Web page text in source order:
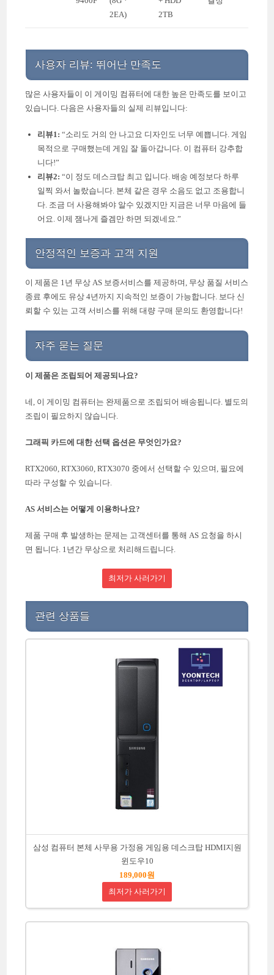
2EA)
2TB
사용자 리뷰: 뛰어난 만족도
많은 사용자들이 이 게이밍 컴퓨터에 대한 높은 만족도를 보이고
있습니다. 다음은 사용자들의 실제 리뷰입니다:
리뷰1: “소리도 거의 안 나고요 디자인도 너무 예쁩니다. 게임
목적으로 구매했는데 게임 잘 돌아갑니다. 이 컴퓨터 강추합
니다!”
리뷰2: “이 정도 데스크탑 최고 입니다. 배송 예정보다 하루
일찍 와서 놀랐습니다. 본체 같은 경우 소음도 없고 조용합니
다. 조금 더 사용해봐야 알수 있겠지만 지금은 너무 마음에 들
어요. 이제 잼나게 즐겜만 하면 되겠네요.”
안정적인 보증과 고객 지원
이 제품은 1년 무상 AS 보증서비스를 제공하며, 무상 품질 서비스
종료 후에도 유상 4년까지 지속적인 보증이 가능합니다. 보다 신
뢰할 수 있는 고객 서비스를 위해 대량 구매 문의도 환영합니다!
자주 묻는 질문
이 제품은 조립되어 제공되나요?
네, 이 게이밍 컴퓨터는 완제품으로 조립되어 배송됩니다. 별도의
조립이 필요하지 않습니다.
그래픽 카드에 대한 선택 옵션은 무엇인가요?
RTX2060, RTX3060, RTX3070 중에서 선택할 수 있으며, 필요에
따라 구성할 수 있습니다.
AS 서비스는 어떻게 이용하나요?
제품 구매 후 발생하는 문제는 고객센터를 통해 AS 요청을 하시
면 됩니다. 1년간 무상으로 처리해드립니다.
최저가 사러가기
관련 상품들
삼성 컴퓨터 본체 사무용 가정용 게임용 데스크탑 HDMI지원
윈도우10
189,000원
최저가 사러가기